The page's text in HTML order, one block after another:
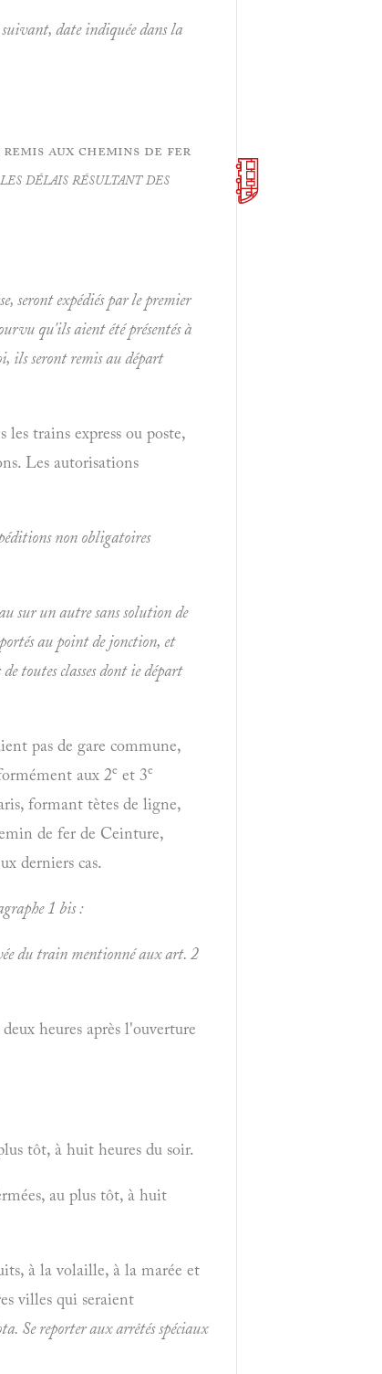
date indiquée dans la
aux chemins de fer
les délais résultant des
seront expédiés par le premier
qu'ils aient été présentés à
ils seront remis au départ
trains express ou poste,
Les autorisations
non obligatoires
sur un autre sans solution de
au point de jonction, et
toutes classes dont ie départ
pas de gare commune,
aux 2e et 3e
formant tètes de ligne,
de fer de Ceinture,
derniers cas.
1 bis:
du train mentionné aux art. 2
heures après l'ouverture
tôt, à huit heures du soir.
au plus tôt, à huit
à la volaille, à la marée et
villes qui seraient
Se reporter aux arrêtés spéciaux